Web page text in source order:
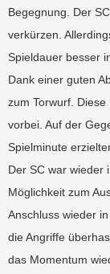
Begegnung. Der
verkürzen.
Spieldauer besser
Dank einer guten
zum Torwurf.
vorbei. Auf der
Spielminute
Der SC war wieder
Möglichkeit zum
Anschluss wieder
die Angriffe
das Momentum